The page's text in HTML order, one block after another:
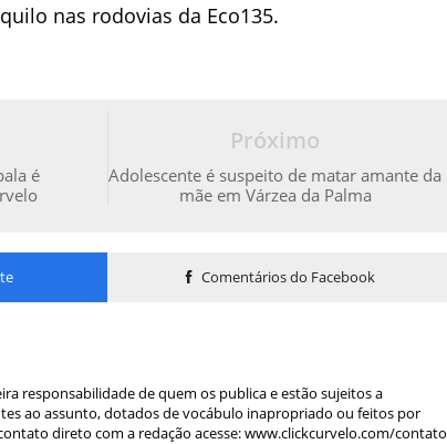
nas rodovias da Eco135.
Próximo
Adolescente é suspeito de matar amante da
mãe em Várzea da Palma
é
Comentários do Facebook
responsabilidade de quem os publica e estão sujeitos a
ao assunto, dotados de vocábulo inapropriado ou feitos por
direto com a redação acesse: www.clickcurvelo.com/contato